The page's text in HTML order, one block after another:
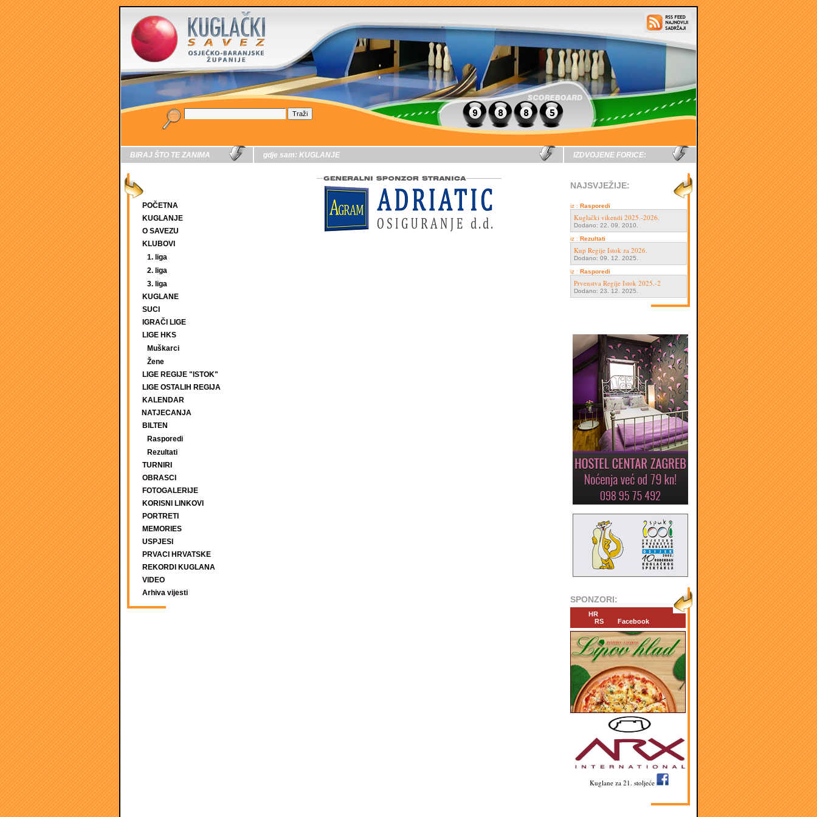
BIRAJ ŠTO TE ZANIMA
POČETNA
KUGLANJE
O SAVEZU
KLUBOVI
1. liga
2. liga
3. liga
KUGLANE
SUCI
IGRAČI LIGE
LIGE HKS
Muškarci
Žene
LIGE REGIJE "ISTOK"
LIGE OSTALIH REGIJA
KALENDAR
NATJECANJA
BILTEN
Rasporedi
Rezultati
TURNIRI
OBRASCI
FOTOGALERIJE
KORISNI LINKOVI
PORTRETI
MEMORIES
USPJESI
PRVACI HRVATSKE
REKORDI KUGLANA
VIDEO
Arhiva vijesti
gdje sam: KUGLANJE IZDVOJENE FORICE:
NAJSVJEŽIJE:
iz : Rasporedi
Kuglački vikendi 2025.-2026.
Dodano: 22. 09. 2010.
iz : Rezultati
Kup Regije Istok za 2026.
Dodano: 09. 12. 2025.
iz : Rasporedi
Prvenstva Regije Istok 2025.-2
Dodano: 23. 12. 2025.
SPONZORI:
HR
RS
Facebook
Kuglane za 21. stoljeće